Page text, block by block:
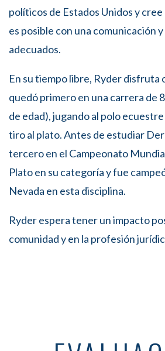
políticos de Estados Unidos y
es posible con una comunicación
adecuados.
En su tiempo libre, Ryder disfruta
quedó primero en una carrera de
de edad), jugando al polo
tiro al plato. Antes de estudiar
tercero en el Campeonato
Plato en su categoría y fue
Nevada en esta disciplina.
Ryder espera tener un impacto
comunidad y en la profesión